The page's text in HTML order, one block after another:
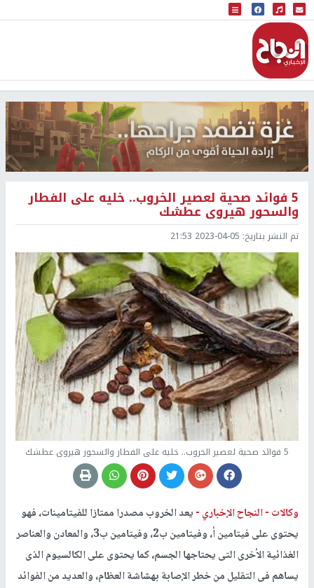
البث المباشر
إذاعة النجاح
5 فوائد صحية لعصير الخروب.. خليه على الفطار
والسحور هيروى عطشك
تم النشر بتاريخ: 2023-04-05 21:53
5 فوائد صحية لعصير الخروب.. خليه على الفطار والسحور هيروى عطشك
وكالات -النجاح الإخباري -يعد الخروب مصدرا ممتازا للفيتامينات، فهو
يحتوى على فيتامين أ، وفيتامين ب2، وفيتامين ب3، والمعادن والعناصر
الغذائية الأخرى التى يحتاجها الجسم، كما يحتوى على الكالسيوم الذى
يساهم فى التقليل من خطر الإصابة بهشاشة العظام، والعديد من الفوائد